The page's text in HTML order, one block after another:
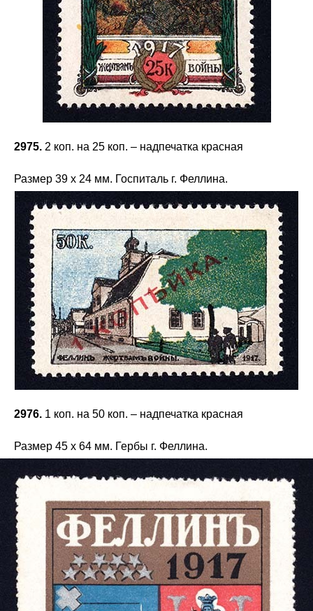
2975. 2 коп. на 25 коп. – надпечатка красная
Размер 39 х 24 мм. Госпиталь г. Феллина.
2976. 1 коп. на 50 коп. – надпечатка красная
Размер 45 х 64 мм. Гербы г. Феллина.